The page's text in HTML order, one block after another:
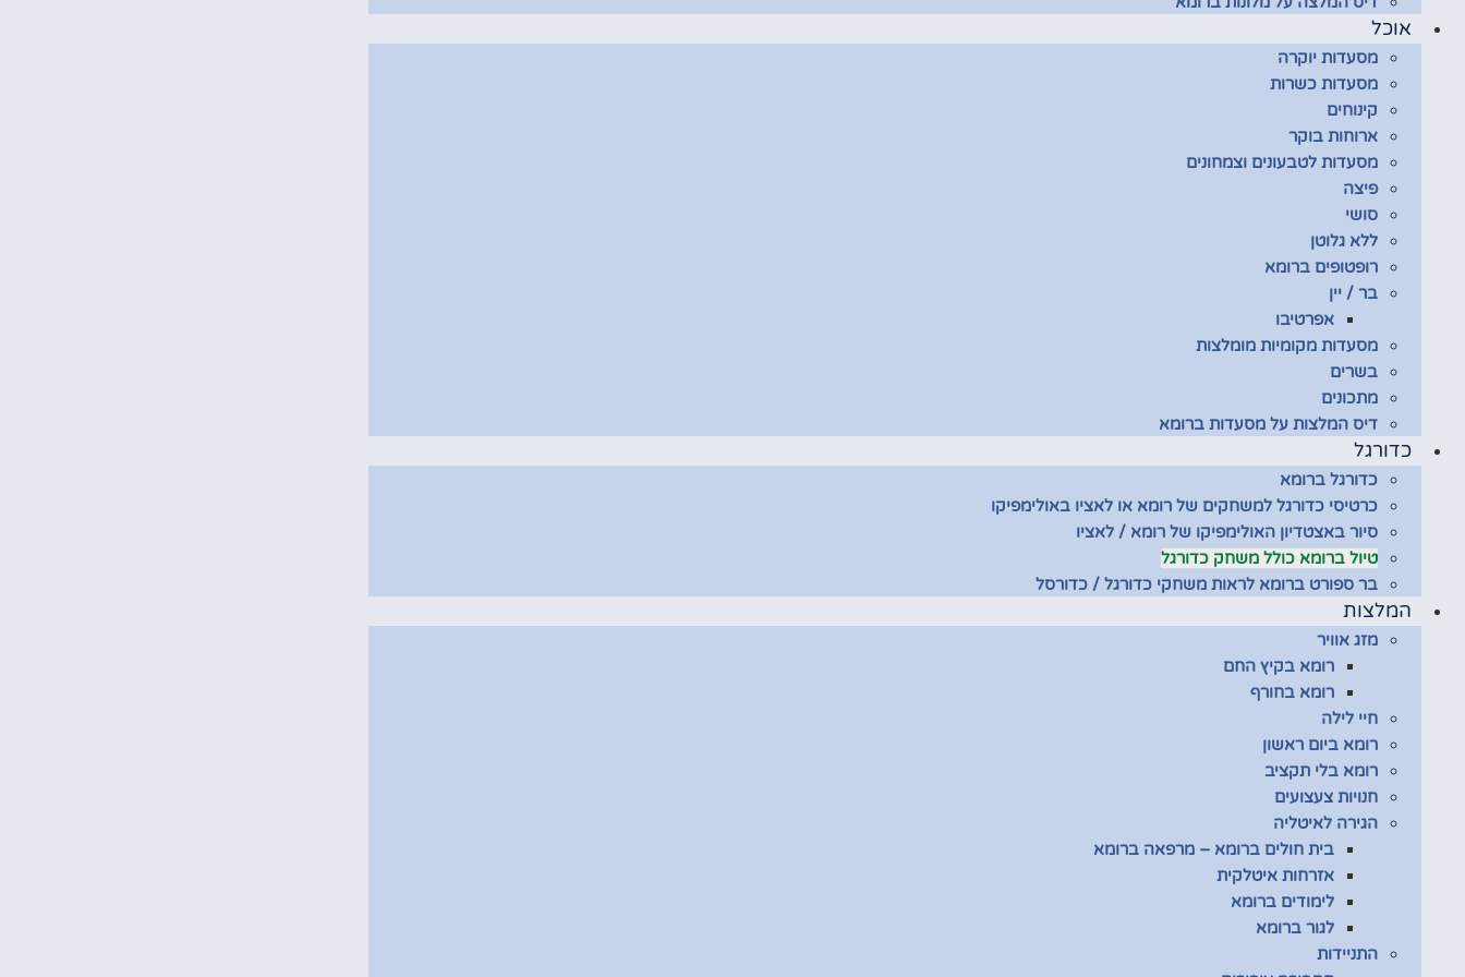
אוכל
מסעדות יוקרה
מסעדות כשרות
קינוחים
ארוחות בוקר
מסעדות לטבעונים וצמחונים
פיצה
סושי
ללא גלוטן
רופטופים ברומא
בר / יין
אפרטיבו
מסעדות מקומיות מומלצות
בשרים
מתכונים
דיס המלצות על מסעדות ברומא
כדורגל
כדורגל ברומא
כרטיסי כדורגל למשחקים של רומא או לאציו באולימפיקו
סיור באצטדיון האולימפיקו של רומא / לאציו
טיול ברומא כולל משחק כדורגל
בר ספורט ברומא לראות משחקי כדורגל / כדורסל
המלצות
מזג אוויר
רומא בקיץ החם
רומא בחורף
חיי לילה
רומא ביום ראשון
רומא בלי תקציב
חנויות צעצועים
הגירה לאיטליה
בית חולים ברומא – מרפאה ברומא
אזרחות איטלקית
לימודים ברומא
לגור ברומא
התניידות